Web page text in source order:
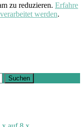
zu reduzieren. Erfahre
werden.